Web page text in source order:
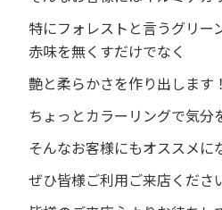
特にフォレストと言うグリー
赤味を無くすだけでなく
艶と柔らかさを作り出します！
ちょっとカラーリングで気分
そんなお客様にもオススメに
ぜひ皆様ご利用ご来店くださ